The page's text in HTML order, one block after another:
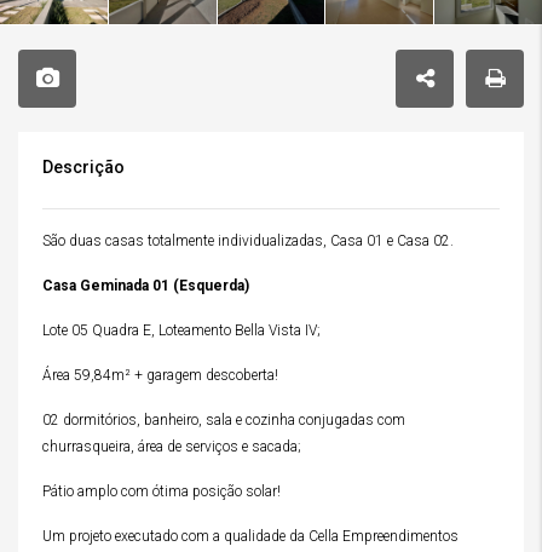
Descrição
São duas casas totalmente individualizadas, Casa 01 e Casa 02.
Casa Geminada 01 (Esquerda)
Lote 05 Quadra E, Loteamento Bella Vista IV;
Área 59,84m² + garagem descoberta!
02 dormitórios, banheiro, sala e cozinha conjugadas com
churrasqueira, área de serviços e sacada;
Pátio amplo com ótima posição solar!
Um projeto executado com a qualidade da Cella Empreendimentos